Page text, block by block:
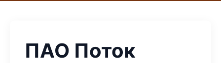
ПАО Поток